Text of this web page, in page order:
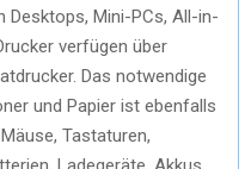
Desktops, Mini-PCs, All-in-
verfügen über
Das notwendige
und Papier ist ebenfalls
Tastaturen,